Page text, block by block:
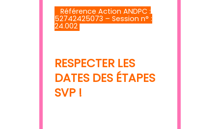
Référence Action ANDPC :
52742425073 – Session n° :
24.002
RESPECTER LES
DATES DES ÉTAPES
SVP !